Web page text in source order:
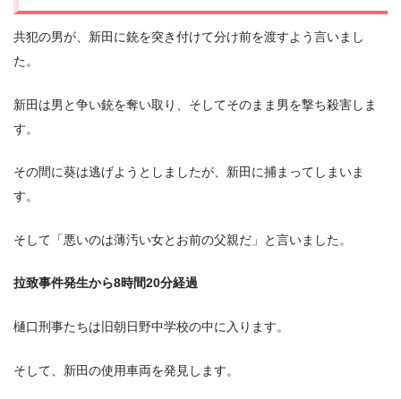
共犯の男が、新田に銃を突き付けて分け前を渡すよう言いまし
た。
新田は男と争い銃を奪い取り、そしてそのまま男を撃ち殺害しま
す。
その間に葵は逃げようとしましたが、新田に捕まってしまいま
す。
そして「悪いのは薄汚い女とお前の父親だ」と言いました。
拉致事件発生から8時間20分経過
樋口刑事たちは旧朝日野中学校の中に入ります。
そして、新田の使用車両を発見します。